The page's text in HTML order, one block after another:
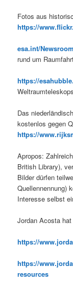
Fotos aus
https://
esa.int/
rund um
https://
Das
kostenlos gegen
https://
Apropos:
British Library),
Bilder dürfen
Quellennennung)
Interesse selbst
Jordan Acosta
https://
https://
resources